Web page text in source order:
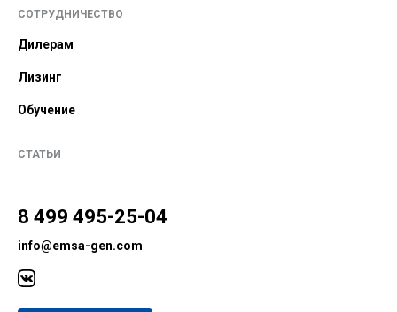
СОТРУДНИЧЕСТВО
Дилерам
Лизинг
Обучение
СТАТЬИ
8 499 495-25-04
info@emsa-gen.com